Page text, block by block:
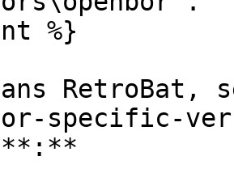
%}
RetroBat,
specific-